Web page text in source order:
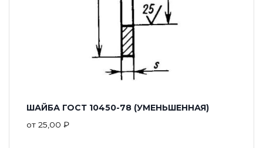
ШАЙБА ГОСТ 10450-78 (УМЕНЬШЕННАЯ)
от 25,00 ₽